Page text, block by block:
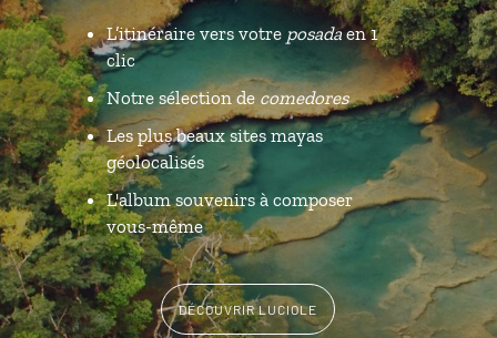
L’itinéraire vers votre posadaen 1
clic
Notre sélection de comedores
Les plus beaux sites mayas
géolocalisés
L'album souvenirs à composer
vous-même
DÉCOUVRIR LUCIOLE